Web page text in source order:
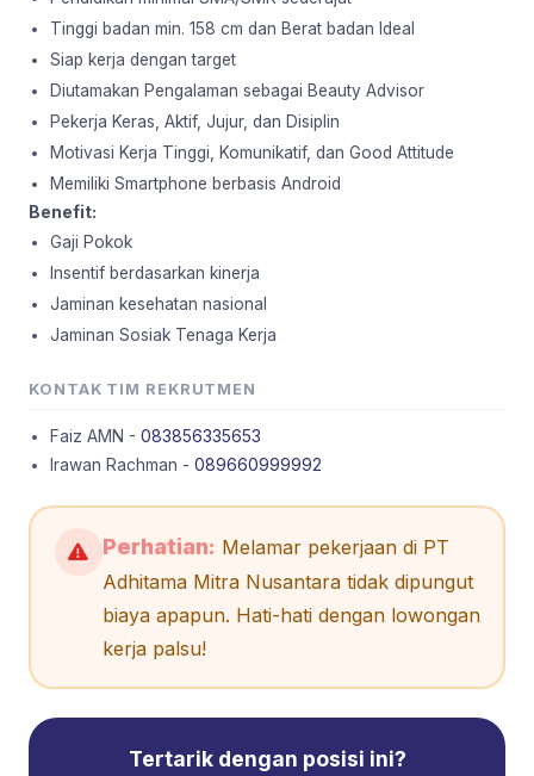
Tinggi badan min. 158 cm dan Berat badan Ideal
Siap kerja dengan target
Diutamakan Pengalaman sebagai Beauty Advisor
Pekerja Keras, Aktif, Jujur, dan Disiplin
Motivasi Kerja Tinggi, Komunikatif, dan Good Attitude
Memiliki Smartphone berbasis Android
Benefit:
Gaji Pokok
Insentif berdasarkan kinerja
Jaminan kesehatan nasional
Jaminan Sosiak Tenaga Kerja
KONTAK TIM REKRUTMEN
Faiz AMN - 083856335653
Irawan Rachman - 089660999992
Perhatian: Melamar pekerjaan di PT
Adhitama Mitra Nusantara tidak dipungut
biaya apapun. Hati-hati dengan lowongan
kerja palsu!
Tertarik dengan posisi ini?